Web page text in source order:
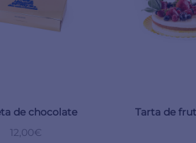
de chocolate
12,00€
Tarta de